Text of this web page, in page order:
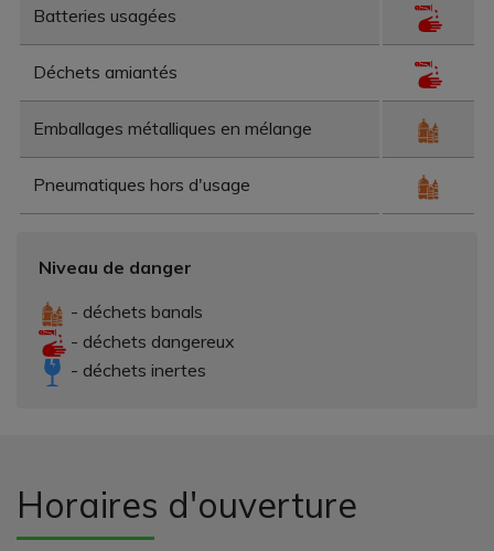
Batteries usagées
Déchets amiantés
Emballages métalliques en mélange
Pneumatiques hors d'usage
Niveau de danger
- déchets banals
- déchets dangereux
- déchets inertes
Horaires d'ouverture